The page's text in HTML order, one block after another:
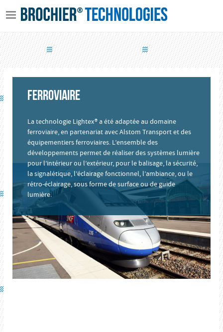
FERROVIAIRE
La technologie Lightex® a été adaptée au domaine
ferroviaire, en partenariat avec Alstom Transport et des
équipementiers ferroviaires. L’ensemble des
développements permet de réaliser des systèmes lumière
pour l’intérieur ou l’extérieur, pour le balisage, la sécurité,
la signalétique, l’éclairage fonctionnel, l’ambiance, ou le
rétro-éclairage, sous forme de surface ou de guide
lumière.